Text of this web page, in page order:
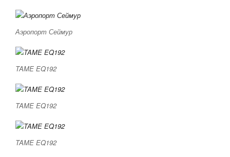
Аэропорт Сеймур
TAME EQ192
TAME EQ192
TAME EQ192